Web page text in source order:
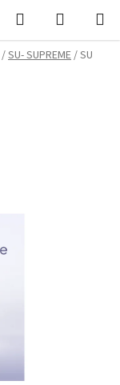
Hledat
KOŠÍK
/SU- SUPREME/SU